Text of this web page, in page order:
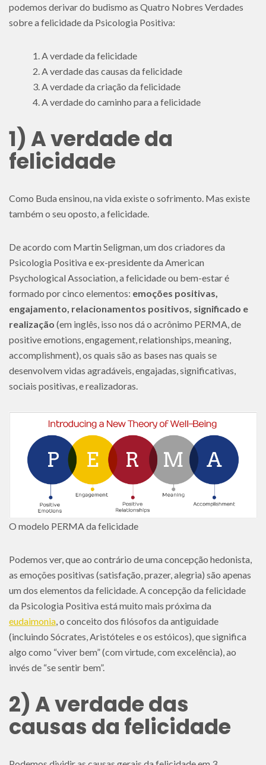
podemos derivar do budismo as Quatro Nobres Verdades
sobre a felicidade da Psicologia Positiva:
A verdade da felicidade
A verdade das causas da felicidade
A verdade da criação da felicidade
A verdade do caminho para a felicidade
1) A verdade da
felicidade
Como Buda ensinou, na vida existe o sofrimento. Mas existe
também o seu oposto, a felicidade.
De acordo com Martin Seligman, um dos criadores da
Psicologia Positiva e ex-presidente da American
Psychological Association, a felicidade ou bem-estar é
formado por cinco elementos: emoções positivas,
engajamento, relacionamentos positivos, significado e
realização (em inglês, isso nos dá o acrônimo PERMA, de
positive emotions, engagement, relationships, meaning,
accomplishment), os quais são as bases nas quais se
desenvolvem vidas agradáveis, engajadas, significativas,
sociais positivas, e realizadoras.
O modelo PERMA da felicidade
Podemos ver, que ao contrário de uma concepção hedonista,
as emoções positivas (satisfação, prazer, alegria) são apenas
um dos elementos da felicidade. A concepção da felicidade
da Psicologia Positiva está muito mais próxima da
eudaimonia, o conceito dos filósofos da antiguidade
(incluindo Sócrates, Aristóteles e os estóicos), que significa
algo como “viver bem” (com virtude, com excelência), ao
invés de “se sentir bem”.
2) A verdade das
causas da felicidade